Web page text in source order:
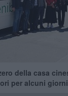
della casa
per alcuni